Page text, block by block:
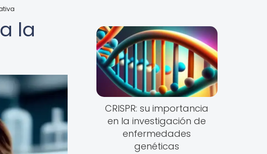
la
CRISPR: su importancia
en la investigación de
enfermedades
genéticas